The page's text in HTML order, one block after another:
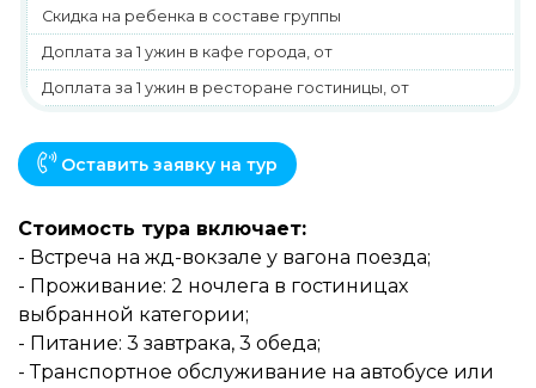
Скидка на ребенка в составе группы
Доплата за 1 ужин в кафе города, от
Доплата за 1 ужин в ресторане гостиницы, от
Оставить заявку на тур
Стоимость тура включает:
- Встреча на жд-вокзале у вагона поезда;
- Проживание: 2 ночлега в гостиницах
выбранной категории;
- Питание: 3 завтрака, 3 обеда;
- Транспортное обслуживание на автобусе или